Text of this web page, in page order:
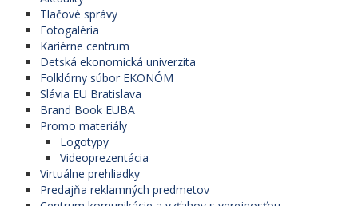
Tlačové správy
Fotogaléria
Kariérne centrum
Detská ekonomická univerzita
Folklórny súbor EKONÓM
Slávia EU Bratislava
Brand Book EUBA
Promo materiály
Logotypy
Videoprezentácia
Virtuálne prehliadky
Predajňa reklamných predmetov